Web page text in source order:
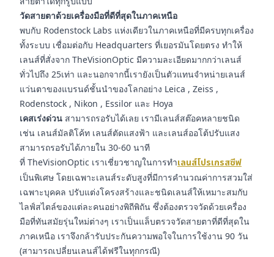
วัดสายตาด้วยเครื่องมือที่ดีที่สุดในภาคเหนือ
พบกับ Rodenstock Labs แห่งเดียวในภาคเหนือที่มีครบทุกเครื่อง
ทั้งระบบ เชื่อมต่อกับ Headquarters ที่เยอรมันโดยตรง ทำให้
เลนส์ที่สั่งจาก TheVisionOptic มีความละเอียดมากกว่าเลนส์
ทั่วไปถึง 25เท่า และนอกจากนี้เรายังเป็นตัวแทนจำหน่ายเลนส์
แว่นตาของแบรนด์ชั้นนำของโลกอย่าง Leica , Zeiss ,
Rodenstock , Nikon , Essilor และ Hoya
เคสเร่งด่วน สามารถรอรับได้เลย เรามีเลนส์สต๊อคหลายชนิด
เช่น เลนส์มัลติโค้ท เลนส์ตัดแสงฟ้า และเลนส์ออโต้ปรับแสง
สามารถรอรับได้ภายใน 30-60 นาที
ที่ TheVisionOptic เราเชี่ยวชาญในการทำเลนส์โปรเกรสซีฟ
เป็นพิเศษ โดยเฉพาะเลนส์ระดับสูงที่มีการคำนวณค่าการสวมใส่
เฉพาะบุคคล ปรับแต่งโครงสร้างและชนิดเลนส์ให้เหมาะสมกับ
ไลฟ์สไตล์ของแต่ละคนอย่างพิถีพิถัน ซึ่งต้องตรวจวัดด้วยเครื่อง
มือที่ทันสมัยรุ่นใหม่ต่างๆ เราเป็นแล็บตรวจวัดสายตาที่ดีที่สุดใน
ภาคเหนือ เราจึงกล้ารับประกันความพอใจในการใช้งาน 90 วัน
(สามารถเปลี่ยนเลนส์ได้ฟรีในทุกกรณี)